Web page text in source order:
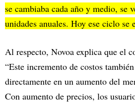
se cambiaba cada año y medio, se
unidades anuales. Hoy ese ciclo se
Al respecto, Novoa explica que el
“Este incremento de costos
directamente en un aumento del
Con aumento de precios, los